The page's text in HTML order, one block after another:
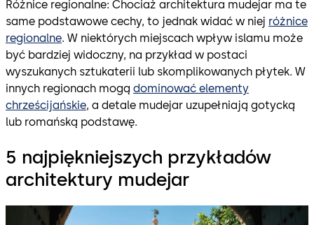
Różnice regionalne: Chociaż architektura mudejar ma te
same podstawowe cechy, to jednak widać w niej różnice
regionalne. W niektórych miejscach wpływ islamu może
być bardziej widoczny, na przykład w postaci
wyszukanych sztukaterii lub skomplikowanych płytek. W
innych regionach mogą dominować elementy
chrześcijańskie, a detale mudejar uzupełniają gotycką
lub romańską podstawę.
5 najpiękniejszych przykładów
architektury mudejar